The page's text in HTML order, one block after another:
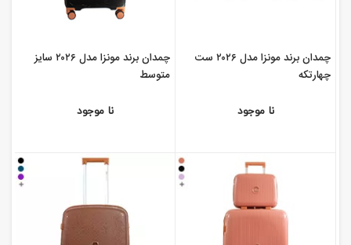
چمدان برند مونزا مدل ۲۰۲۶ ست
چهارتکه
نا موجود
چمدان برند مونزا مدل ۲۰۲۶ سایز
متوسط
نا موجود